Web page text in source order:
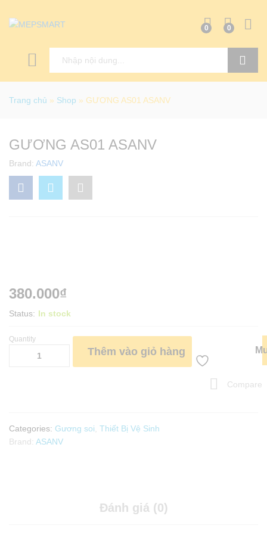
0 0
Trang chủ » Shop » GƯƠNG AS01 ASANV
GƯƠNG AS01 ASANV
Brand: ASANV
380.000₫
Status: In stock
GƯƠNG
Quantity
Thêm vào giỏ hàng
Compare
Categories: Gương soi Thiết Bị Vệ Sinh
Brand: ASANV
Đánh giá (0)